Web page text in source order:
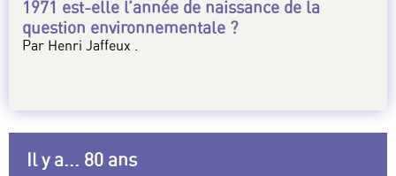
1971 est-elle l’année de naissance de la
question environnementale ?
Par Henri Jaffeux .
Il y a... 80 ans